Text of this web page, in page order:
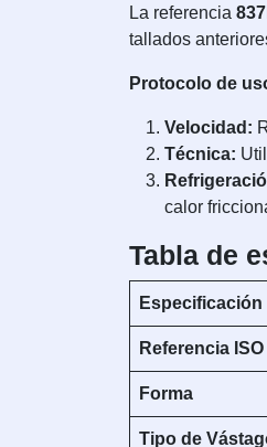
La referencia
tallados
Protocolo de
Velocidad:
Técnica:
calor
Tabla de
Especificación
Referencia ISO
Forma
Tipo de